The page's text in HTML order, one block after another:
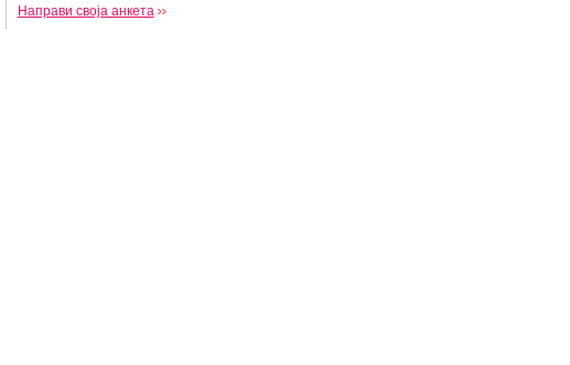
Направи своја анкета